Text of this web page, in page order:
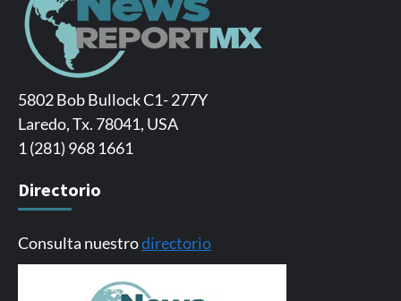
5802 Bob Bullock C1- 277Y
Laredo, Tx. 78041, USA
1 (281) 968 1661
Directorio
Consulta nuestrodirectorio